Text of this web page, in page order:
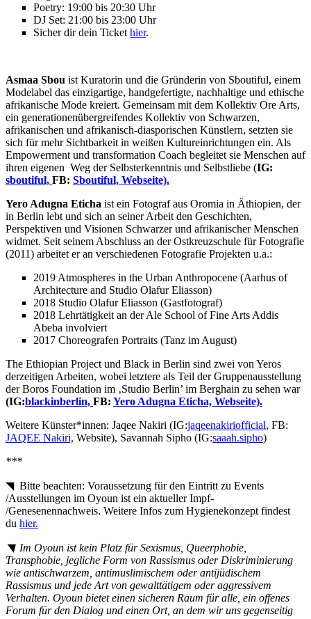
Poetry: 19:00 bis 20:30 Uhr
DJ Set: 21:00 bis 23:00 Uhr
Sicher dir dein Ticket hier.
Asmaa Sbou ist Kuratorin und die Gründerin von Sboutiful, einem
Modelabel das einzigartige, handgefertigte, nachhaltige und ethische
afrikanische Mode kreiert. Gemeinsam mit dem Kollektiv Ore Arts,
ein generationenübergreifendes Kollektiv von Schwarzen,
afrikanischen und afrikanisch-diasporischen Künstlern, setzten sie
sich für mehr Sichtbarkeit in weißen Kultureinrichtungen ein. Als
Empowerment und transformation Coach begleitet sie Menschen auf
ihren eigenen Weg der Selbsterkenntnis und Selbstliebe (IG:
sboutiful, FB: Sboutiful, Webseite).
Yero Adugna Eticha ist ein Fotograf aus Oromia in Äthiopien, der
in Berlin lebt und sich an seiner Arbeit den Geschichten,
Perspektiven und Visionen Schwarzer und afrikanischer Menschen
widmet. Seit seinem Abschluss an der Ostkreuzschule für Fotografie
(2011) arbeitet er an verschiedenen Fotografie Projekten u.a.:
2019 Atmospheres in the Urban Anthropocene (Aarhus of
Architecture and Studio Olafur Eliasson)
2018 Studio Olafur Eliasson (Gastfotograf)
2018 Lehrtätigkeit an der Ale School of Fine Arts Addis
Abeba involviert
2017 Choreografen Portraits (Tanz im August)
The Ethiopian Project und Black in Berlin sind zwei von Yeros
derzeitigen Arbeiten, wobei letztere als Teil der Gruppenausstellung
der Boros Foundation im ‚Studio Berlin’ im Berghain zu sehen war
(IG:blackinberlin, FB: Yero Adugna Eticha, Webseite).
Weitere Künster*innen: Jaqee Nakiri (IG:jaqeenakiriofficial, FB:
JAQEE Nakiri, Website), Savannah Sipho (IG:saaah.sipho)
***
◥ Bitte beachten: Voraussetzung für den Eintritt zu Events
/Ausstellungen im Oyoun ist ein aktueller Impf-
/Genesenennachweis. Weitere Infos zum Hygienekonzept findest
du hier.
◥ Im Oyoun ist kein Platz für Sexismus, Queerphobie,
Transphobie, jegliche Form von Rassismus oder Diskriminierung
wie antischwarzem, antimuslimischem oder antijüdischem
Rassismus und jede Art von gewalttätigem oder aggressivem
Verhalten. Oyoun bietet einen sicheren Raum für alle, ein offenes
Forum für den Dialog und einen Ort, an dem wir uns gegenseitig